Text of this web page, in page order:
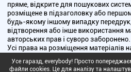
пряме, відкрите для пошукових
розміщене в підзаголовку або
будь-якому іншому випадку
відтворення або інше використання
авторських прав і суворо заборонено.
Усі права на розміщення матеріалів
радою України з питань телебачення
Усе гаразд, everybody! Просто
файли cookies. Це для аналізу та